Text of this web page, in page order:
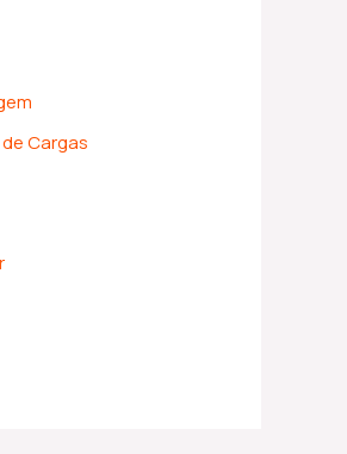
Cargas